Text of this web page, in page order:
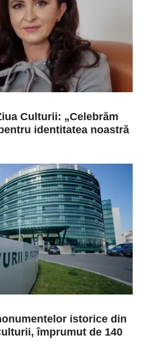
Culturii: „Celebrăm
identitatea noastră
a Culturii. Și-a
istorice din
împrumut de 140